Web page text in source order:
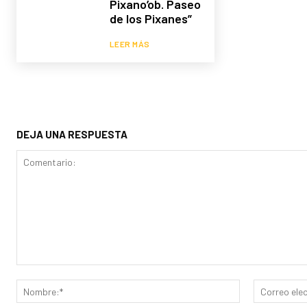
Pixano’ob. Paseo
de los Pixanes”
LEER MÁS
DEJA UNA RESPUESTA
Nombre:*